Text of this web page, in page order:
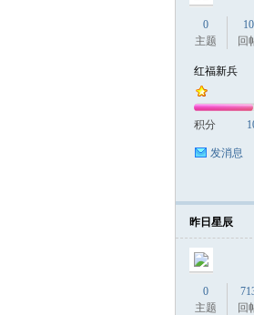
0
主题
10
回
红福新兵
积分
发消息
昨日星辰
0
主题
回